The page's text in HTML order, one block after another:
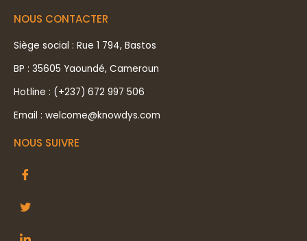
NOUS CONTACTER
Siège social : Rue 1 794, Bastos
BP : 35605 Yaoundé, Cameroun
Hotline : (+237) 672 997 506
Email : welcome@knowdys.com
NOUS SUIVRE